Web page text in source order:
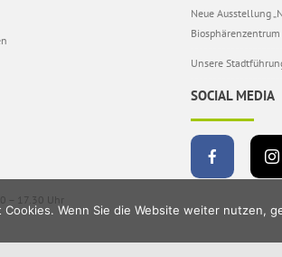
– 17.30 Uhr
Neue Ausstellung
Biosphärenzentrum
Unsere
SOCIAL MEDIA
Wenn Sie die Website weiter nutzen,